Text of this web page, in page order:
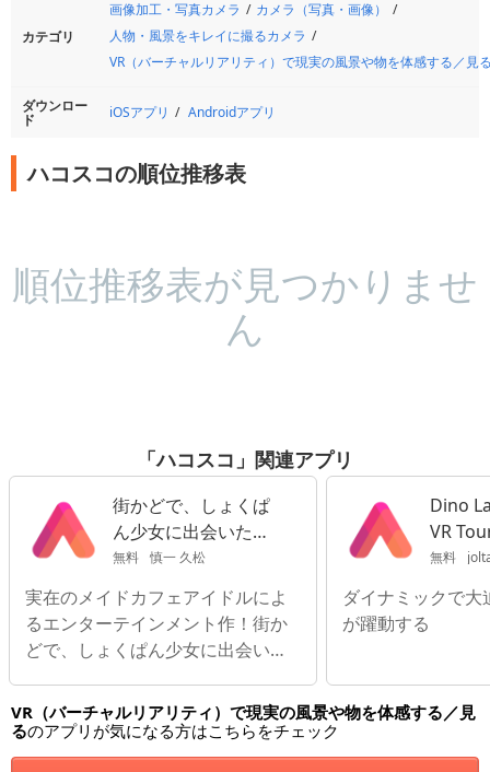
カテゴリ
画像加工・写真カメラ
カメラ（写真・画像）
人物・風景をキレイに撮るカメラ
VR（バーチャルリアリティ）で現実の風景や物を体感する／見
ダウンロー
ド iOSアプリ Androidアプリ
ハコスコの順位推移表
順位推移表が見つかりませ
ん
「ハコスコ」関連アプリ
街かどで、しょくぱ
ん少女に出会いた
い。完全版＜2.8次元
無料 慎一 久松
実在のメイドカフェアイドルによ
るエンターテインメント作！街か
どで、しょくぱん少女に出会いた
Dino
VR
無料
ダイナミックで
が躍動する
VR（バーチャルリアリティ）で現実の風景や物を体感する／見
るのアプリが気になる方はこちらをチェック